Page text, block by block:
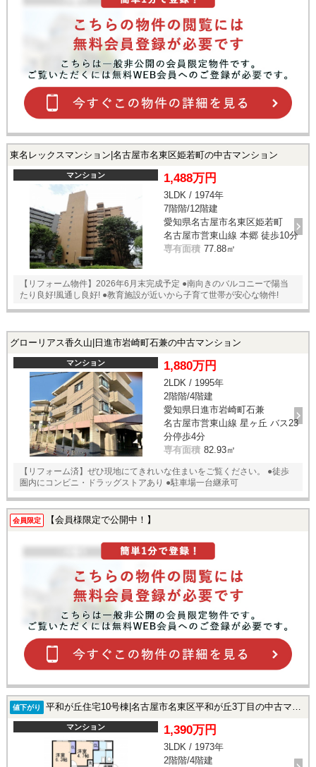
東名レックスマンション|名古屋市名東区姫若町の中古マンション
マンション 1,488万円
3LDK / 1974年
7階階/12階建
愛知県名古屋市名東区姫若町
名古屋市営東山線 本郷 徒歩10分
専有面積 77.88㎡
【リフォーム物件】2026年6月末完成予定 ●南向きのバルコニーで陽当
たり良好!風通し良好! ●教育施設が近いから子育て世帯が安心な物件!
グローリアス香久山|日進市岩崎町石兼の中古マンション
マンション 1,880万円
2LDK / 1995年
2階階/4階建
愛知県日進市岩崎町石兼
名古屋市営東山線 星ヶ丘 バス23
分停歩4分
専有面積 82.93㎡
【リフォーム済】ぜひ現地にてきれいな住まいをご覧ください。 ●徒歩
圏内にコンビニ・ドラッグストアあり ●駐車場一台継承可
会員限定 【会員様限定で公開中！】
値下がり 平和が丘住宅10号棟|名古屋市名東区平和が丘3丁目の中古マンション
マンション 1,390万円
3LDK / 1973年
2階階/4階建